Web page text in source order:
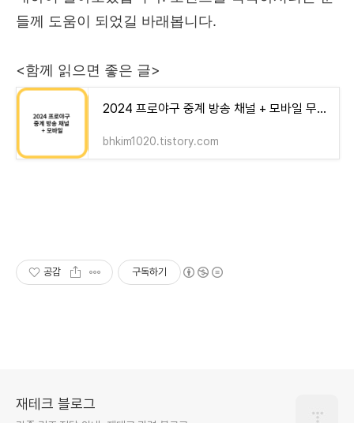
들께 도움이 되었길 바래봅니다.
<함께 읽으면 좋은 글>
2024 프로야구 중계 방송 채널 + 모바일 무료 중계 보기 (티빙)
bhkim1020.tistory.com
공감 구독하기
재테크 블로그